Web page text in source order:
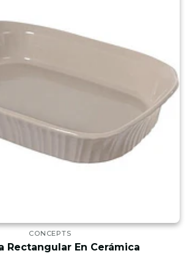
CONCEPTS
Rectangular En Cerámica